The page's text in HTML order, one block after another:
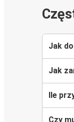
Jak
Jak
Ile
Czy